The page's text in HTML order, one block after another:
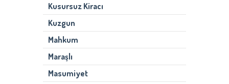
Kusursuz Kiracı
Kuzgun
Mahkum
Maraşlı
Masumiyet